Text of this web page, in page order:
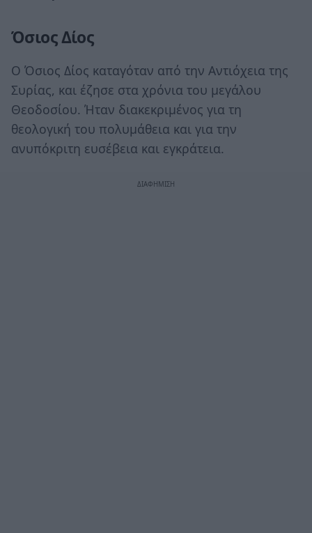
Όσιος Δίος
Ο Όσιος Δίος καταγόταν από την Αντιόχεια της
Συρίας, και έζησε στα χρόνια του μεγάλου
Θεοδοσίου. Ήταν διακεκριμένος για τη
θεολογική του πολυμάθεια και για την
ανυπόκριτη ευσέβεια και εγκράτεια.